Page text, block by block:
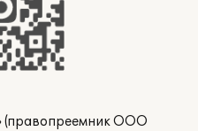
(правопреемник ООО